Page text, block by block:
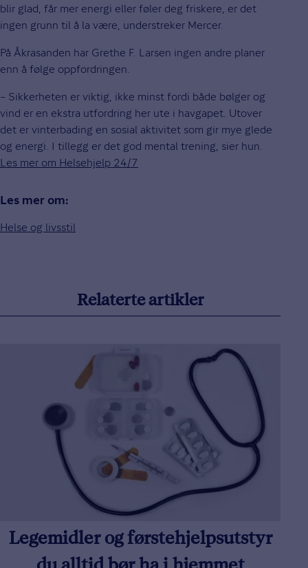
blir glad, får mer energi eller føler deg friskere, er det
ingen grunn til å la være, understreker Mercer.
På Åkrasanden har Grethe F. Larsen ingen andre planer
enn å følge oppfordringen.
– Sikkerheten er viktig, ikke minst fordi både bølger og
vind er en ekstra utfordring her ute i havgapet. Utover
det er vinterbading en sosial aktivitet som gir mye glede
og energi. I tillegg er det god mental trening, sier hun.
Les mer om Helsehjelp 24/7
Les mer om:
Helse og livsstil
Relaterte artikler
Legemidler og førstehjelpsutstyr